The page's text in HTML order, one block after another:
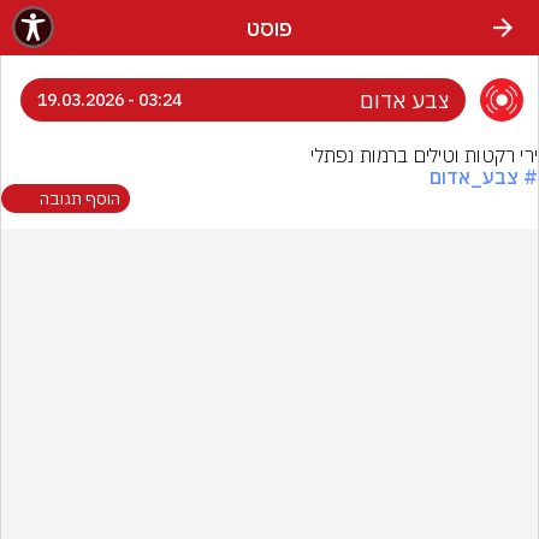
פוסט
צבע אדום 03:24 - 19.03.2026
ירי רקטות וטילים ברמות נפתלי
# צבע_אדום
הוסף תגובה